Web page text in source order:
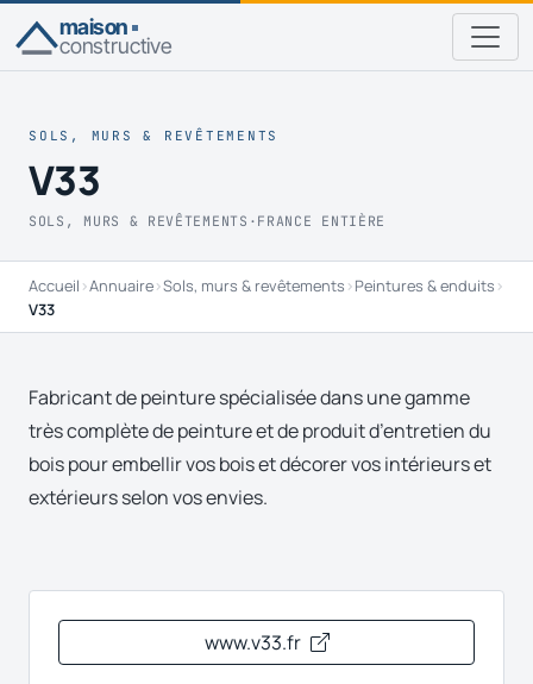
maison
constructive
SOLS, MURS & REVÊTEMENTS
V33
SOLS, MURS & REVÊTEMENTS · FRANCE ENTIÈRE
Accueil ›Annuaire›Sols, murs & revêtements ›Peintures & enduits ›
V33
Fabricant de peinture spécialisée dans une gamme
très complète de peinture et de produit d’entretien du
bois pour embellir vos bois et décorer vos intérieurs et
extérieurs selon vos envies.
www.v33.fr